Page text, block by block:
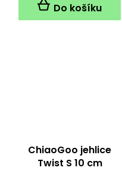
Do košíku
ChiaoGoo jehlice
Twist S 10 cm